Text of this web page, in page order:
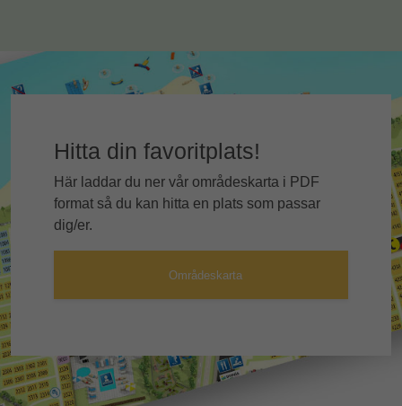
Hitta din favoritplats!
Här laddar du ner vår områdeskarta i PDF
format så du kan hitta en plats som passar
dig/er.
Områdeskarta